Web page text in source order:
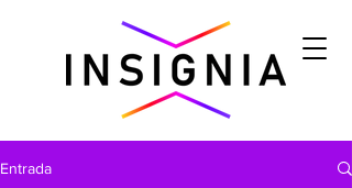
Entrada